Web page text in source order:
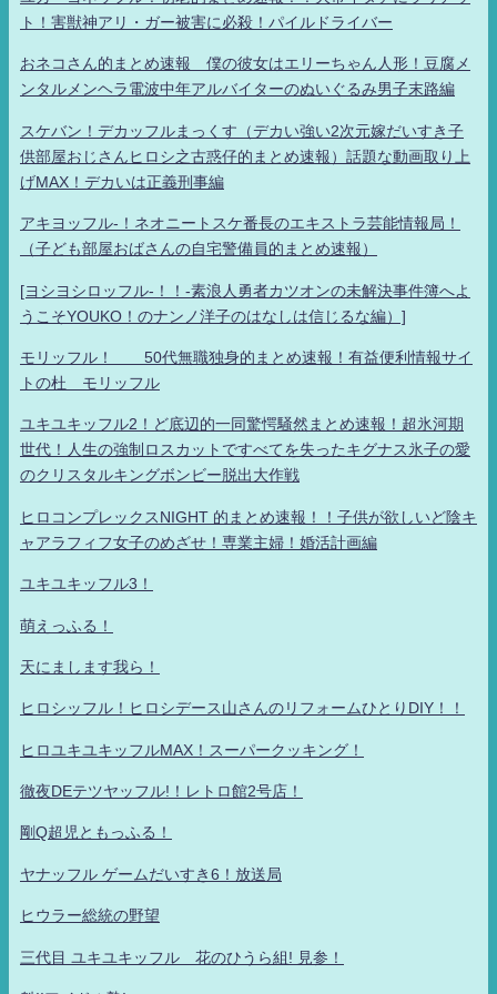
ト！害獣神アリ・ガー被害に必殺！パイルドライバー
おネコさん的まとめ速報 僕の彼女はエリーちゃん人形！豆腐メ
ンタルメンヘラ電波中年アルバイターのぬいぐるみ男子末路編
スケバン！デカッフルまっくす（デカい強い2次元嫁だいすき子
供部屋おじさんヒロシ之古惑仔的まとめ速報）話題な動画取り上
げMAX！デカいは正義刑事編
アキヨッフル-！ネオニートスケ番長のエキストラ芸能情報局！
（子ども部屋おばさんの自宅警備員的まとめ速報）
[ヨシヨシロッフル-！！-素浪人勇者カツオンの未解決事件簿へよ
うこそYOUKO！のナンノ洋子のはなしは信じるな編）]
モリッフル！ 50代無職独身的まとめ速報！有益便利情報サイ
トの杜 モリッフル
ユキユキッフル2！ど底辺的一同驚愕騒然まとめ速報！超氷河期
世代！人生の強制ロスカットですべてを失ったキグナス氷子の愛
のクリスタルキングボンビー脱出大作戦
ヒロコンプレックスNIGHT 的まとめ速報！！子供が欲しいど陰キ
ャアラフィフ女子のめざせ！専業主婦！婚活計画編
ユキユキッフル3！
萌えっふる！
天にまします我ら！
ヒロシッフル！ヒロシデース山さんのリフォームひとりDIY！！
ヒロユキユキッフルMAX！スーパークッキング！
徹夜DEテツヤッフル!！レトロ館2号店！
剛Q超児ともっふる！
ヤナッフル ゲームだいすき6！放送局
ヒウラー総統の野望
三代目 ユキユキッフル 花のひうら組! 見参！